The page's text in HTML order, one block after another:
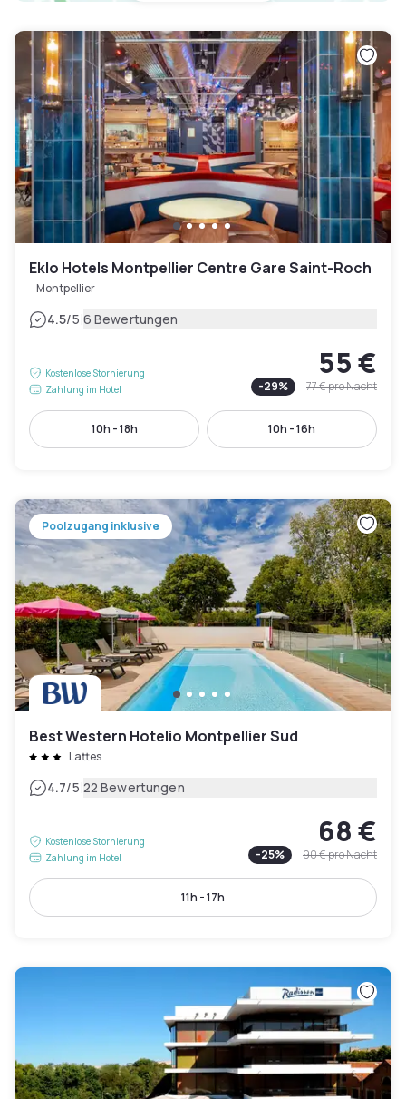
Eklo Hotels Montpellier Centre Gare Saint-Roch
Montpellier
4.5/5|6 Bewertungen
Kostenlose Stornierung
Zahlung im Hotel
55 €
-29% 77 €pro Nacht
10h - 18h 10h - 16h
Poolzugang inklusive
Best Western Hotelio Montpellier Sud
Lattes
4.7/5|22 Bewertungen
Kostenlose Stornierung
Zahlung im Hotel
68 €
-25% 90 €pro Nacht
11h - 17h